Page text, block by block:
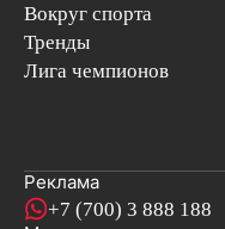
Вокруг спорта
Тренды
Лига чемпионов
Реклама
+7 (700) 3 888 188